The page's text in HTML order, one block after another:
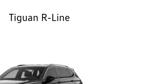
Tiguan R-Line